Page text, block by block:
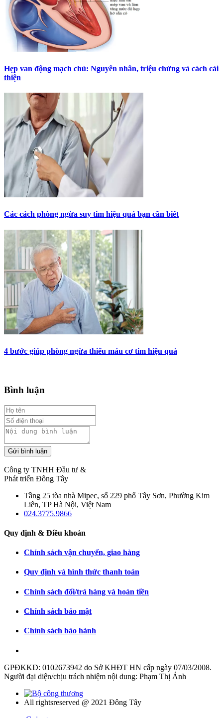
Hẹp van động mạch chủ: Nguyên nhân, triệu chứng và cách cải
thiện
Các cách phòng ngừa suy tim hiệu quả bạn cần biết
4 bước giúp phòng ngừa thiếu máu cơ tim hiệu quả
Bình luận
Gửi bình luận
Công ty TNHH Đầu tư &
Phát triển Đông Tây
Tầng 25 tòa nhà Mipec, số 229 phố Tây Sơn, Phường Kim
Liên, TP Hà Nội, Việt Nam
024.3775.9866
Quy định & Điều khoản
Chính sách vận chuyển, giao hàng
Quy định và hình thức thanh toán
Chính sách đổi/trả hàng và hoàn tiền
Chính sách bảo mật
Chính sách bảo hành
GPĐKKD: 0102673942 do Sở KHĐT HN cấp ngày 07/03/2008.
Người đại diện/chịu trách nhiệm nội dung: Phạm Thị Ánh
All rightsreserved @ 2021 Đông Tây